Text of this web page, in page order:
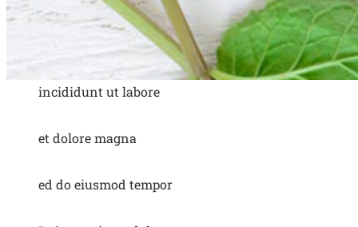
incididunt ut labore
et dolore magna
ed do eiusmod tempor